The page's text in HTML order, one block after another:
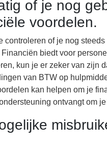
of je nog
voordelen.
controleren of je nog
biedt voor
kun je er zeker van zijn
van BTW op
kan helpen om je
ontvangt om